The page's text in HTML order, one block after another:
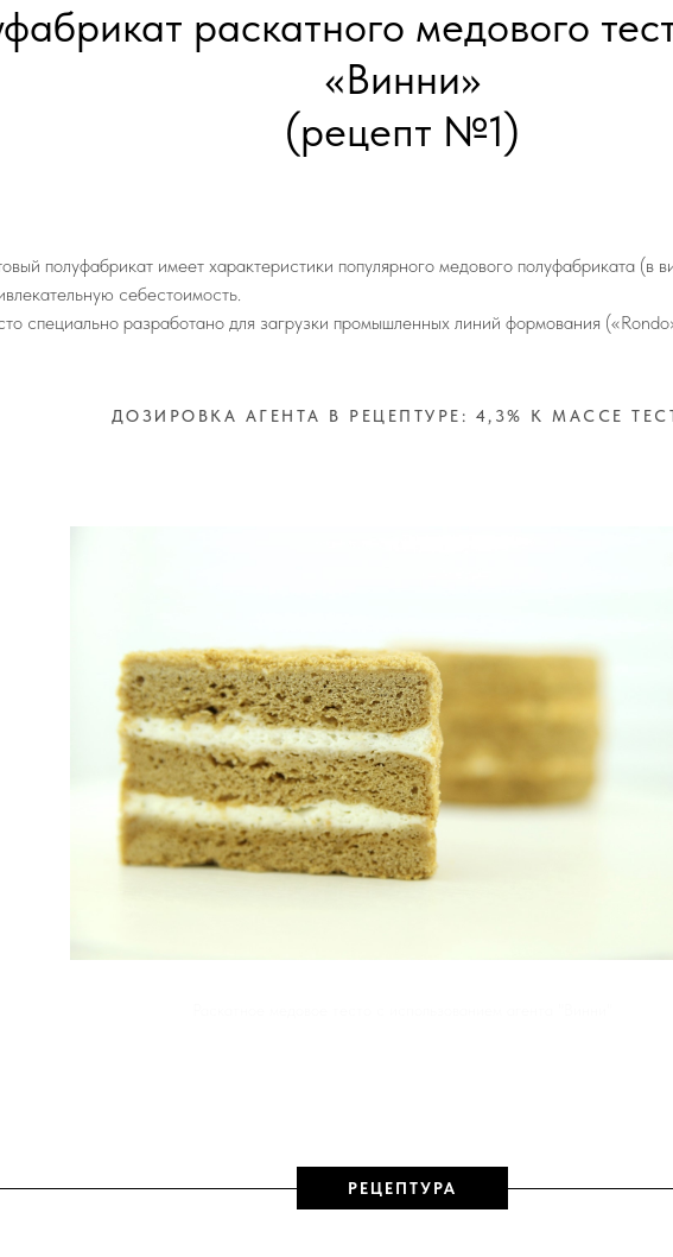
раскатного медового
«Винни»
(рецепт №1)
полуфабрикат имеет характеристики популярного медового полуфабриката (в
себестоимость.
специально разработано для загрузки промышленных линий формования
ДОЗИРОВКА АГЕНТА В РЕЦЕПТУРЕ: 4,3% К МАССЕ
РЕЦЕПТУРА